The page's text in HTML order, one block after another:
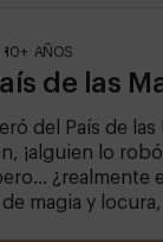
10+ AÑOS
de las
del País de
¡alguien lo
¿realmente
magia y